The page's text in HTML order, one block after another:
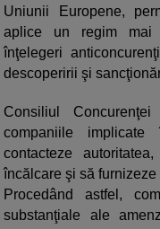
Uniunii Europene,
aplice un regim mai
înţelegeri
descoperirii şi
Consiliul
companiile implicate
contacteze
încălcare şi să
Procedând astfel,
substanţiale ale